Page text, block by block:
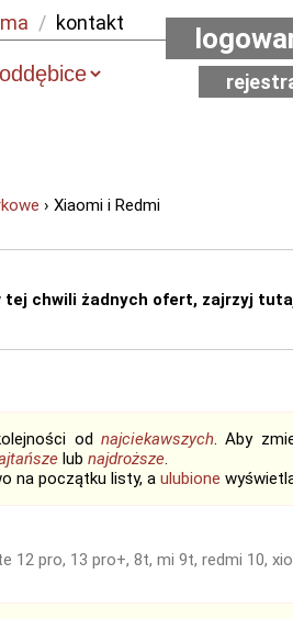
/ kontakt
› Xiaomi i Redmi
tej chwili żadnych ofert, zajrzyj
odnajciekawszych. Aby
lub najdroższe.
na początku listy, a ulubione
12 pro, 13 pro+, 8t, mi 9t, redmi 10,